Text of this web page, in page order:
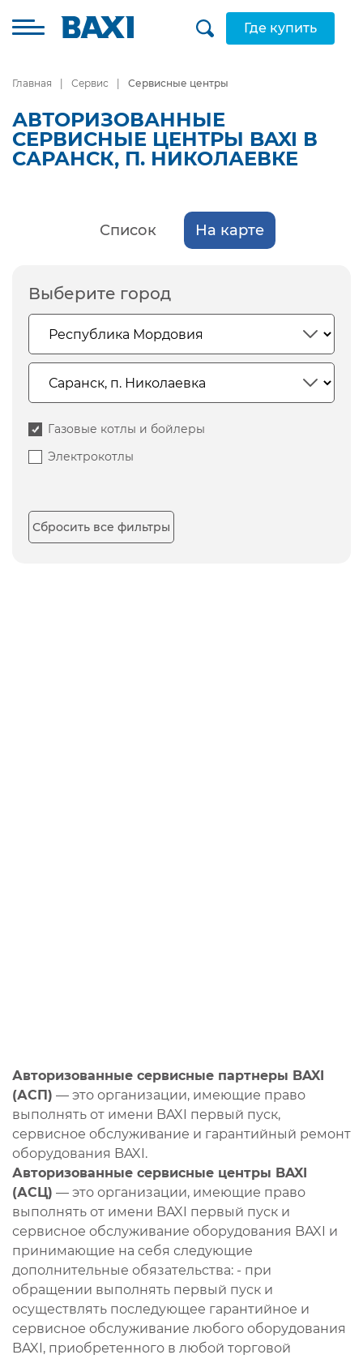
Где купить
Главная Сервис Сервисные центры
АВТОРИЗОВАННЫЕ
СЕРВИСНЫЕ ЦЕНТРЫ BAXI В
САРАНСК, П. НИКОЛАЕВКЕ
Список На карте
Выберите город
Газовые котлы и бойлеры
Электрокотлы
Сбросить все фильтры
Авторизованные сервисные партнеры BAXI
(АСП) — это организации, имеющие право
выполнять от имени BAXI первый пуск,
сервисное обслуживание и гарантийный ремонт
оборудования BAXI.
Авторизованные сервисные центры BAXI
(АСЦ) — это организации, имеющие право
выполнять от имени BAXI первый пуск и
сервисное обслуживание оборудования BAXI и
принимающие на себя следующие
дополнительные обязательства: - при
обращении выполнять первый пуск и
осуществлять последующее гарантийное и
сервисное обслуживание любого оборудования
BAXI, приобретенного в любой торговой